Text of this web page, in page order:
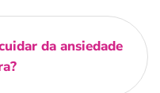
da ansiedade